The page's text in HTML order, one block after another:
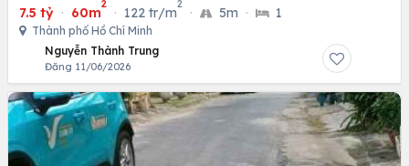
7.5 tỷ · 60m
2
· 122 tr/m
2
· 5m · 1
Thành phố Hồ Chí Minh
Nguyễn Thành Trung
Đăng 11/06/2026